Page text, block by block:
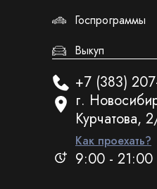
Госпрограммы
Выкуп
+7 (383)
г.
Курчатова,
Как проехать?
9:00 - 21:00